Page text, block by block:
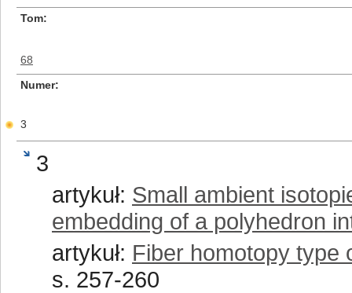
Tom
68
Numer
3
3
artykuł: Small ambient
embedding of a polyhedron
artykuł: Fiber homotopy type
s. 257-260